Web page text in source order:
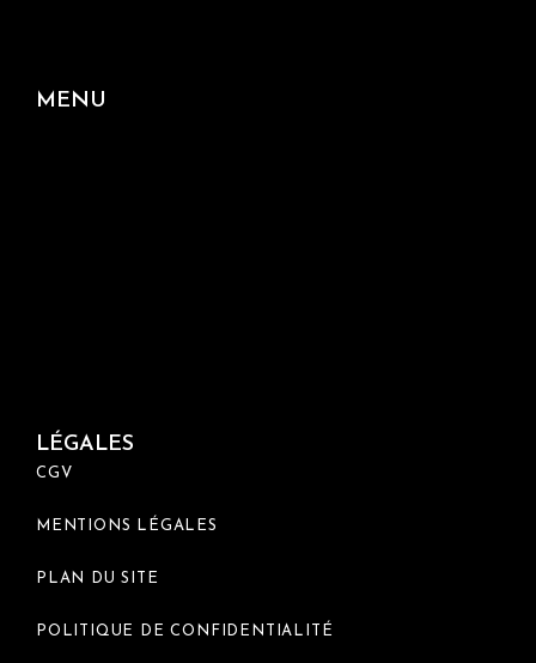
MENU
LÉGALES
CGV
MENTIONS LÉGALES
PLAN DU SITE
POLITIQUE DE CONFIDENTIALITÉ